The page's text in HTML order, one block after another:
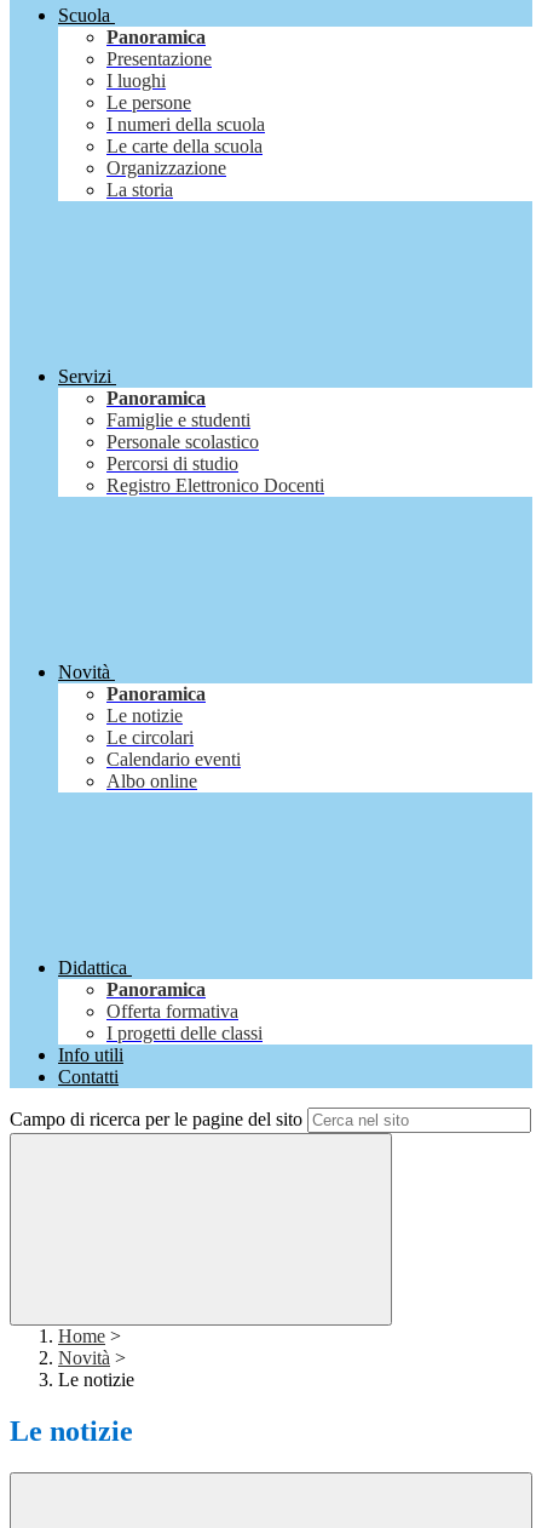
Scuola
Panoramica
Presentazione
I luoghi
Le persone
I numeri della scuola
Le carte della scuola
Organizzazione
La storia
Servizi
Panoramica
Famiglie e studenti
Personale scolastico
Percorsi di studio
Registro Elettronico Docenti
Novità
Panoramica
Le notizie
Le circolari
Calendario eventi
Albo online
Didattica
Panoramica
Offerta formativa
I progetti delle classi
Info utili
Contatti
Campo di ricerca per le pagine del sito
Home >
Novità >
Le notizie
Le notizie